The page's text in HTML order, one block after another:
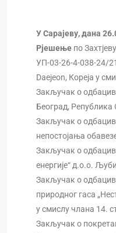
У Сарајеву, дана
Рјешење по
УП-03-26-4-038-24/
Daejeon, Кореја у
Закључак о
Београд, Република
Закључак о
непостојања
Закључак о
енергије“ д.о.о.
Закључак о
природног гаса
у смислу члана 14.
Закључак о